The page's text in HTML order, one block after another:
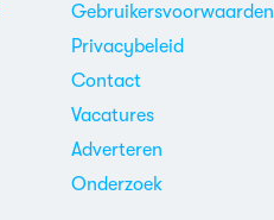
Gebruikersvoorwaarden
Privacybeleid
Contact
Vacatures
Adverteren
Onderzoek